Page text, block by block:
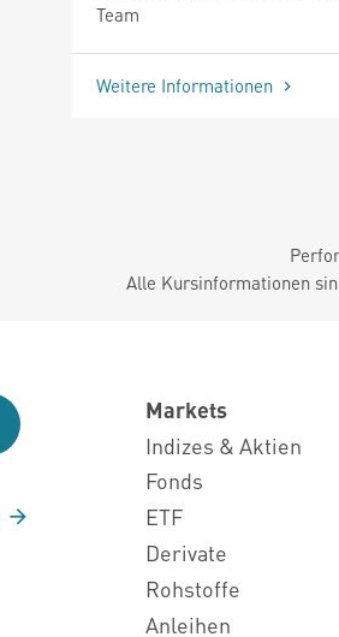
Team
Weitere Informationen
Alle Kursinformationen
Markets
Indizes & Aktien
Fonds
ETF
Derivate
Rohstoffe
Anleihen